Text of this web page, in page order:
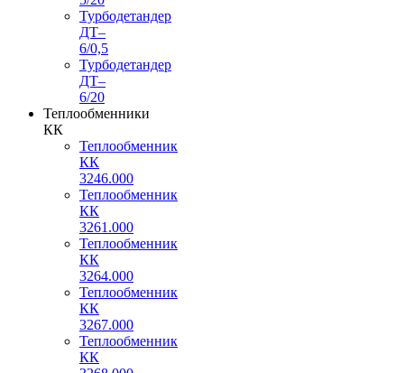
Турбодетандер
ДТ–
6/0,5
Турбодетандер
ДТ–
6/20
Теплообменники
КК
Теплообменник
КК
3246.000
Теплообменник
КК
3261.000
Теплообменник
КК
3264.000
Теплообменник
КК
3267.000
Теплообменник
КК